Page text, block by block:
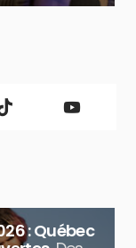
: Québec